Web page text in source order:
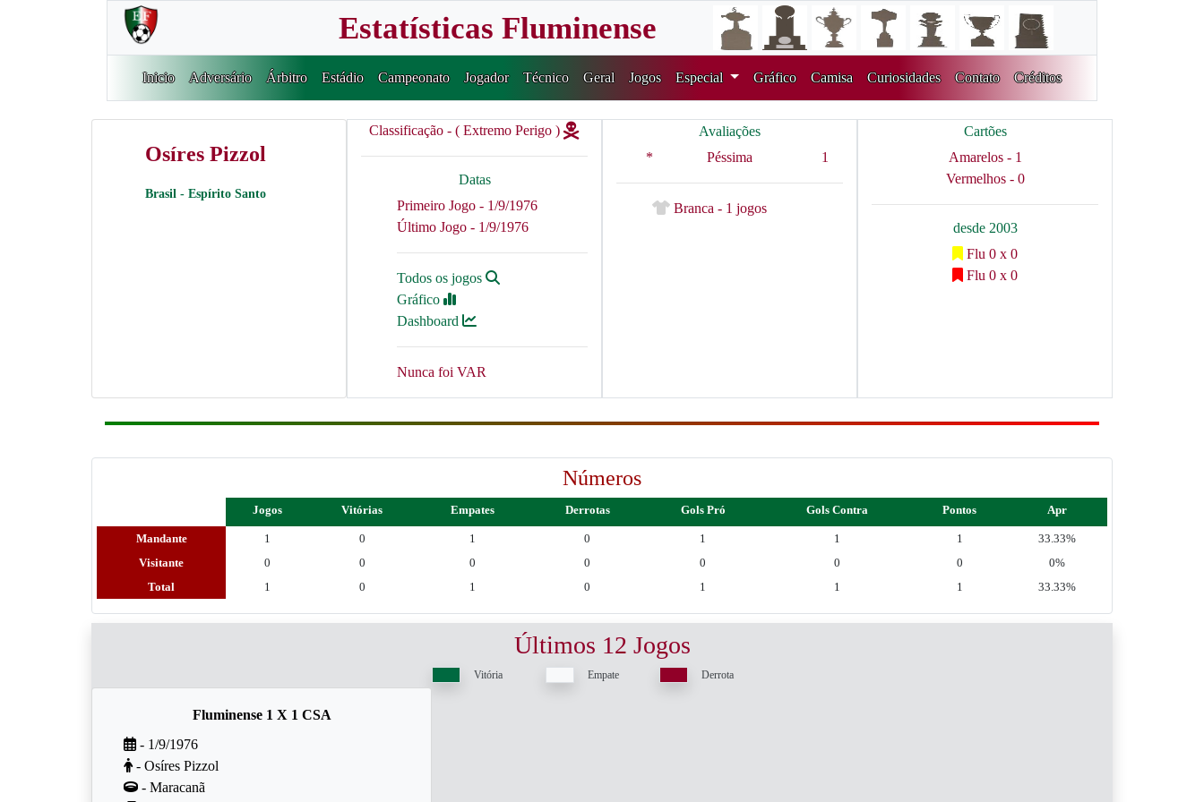
Estatísticas Fluminense
Inicio Adversário Árbitro Estádio Campeonato Jogador Técnico Geral Jogos Especial Gráfico Camisa Curiosidades Contato Créditos
Osíres Pizzol
Brasil - Espírito Santo
Classificação - ( Extremo Perigo )
Datas
Primeiro Jogo - 1/9/1976
Último Jogo - 1/9/1976
Todos os jogos
Gráfico
Dashboard
Nunca foi VAR
Avaliações
*
Péssima 1
Branca - 1 jogos
Cartões
Amarelos - 1
Vermelhos - 0
desde 2003
Flu 0 x 0
Flu 0 x 0
Números
Jogos Vitórias Empates Derrotas Gols Pró Gols Contra Pontos Apr
Mandante 1 0 1 0 1 1 1
33.33%
Visitante
0 0 0 0 0 0 0
0%
Total
1 0 1 0 1 1 1 33.33%
Últimos 12 Jogos
Vitória Empate Derrota
Fluminense 1 X 1 CSA
- 1/9/1976
- Osíres Pizzol
- Maracanã